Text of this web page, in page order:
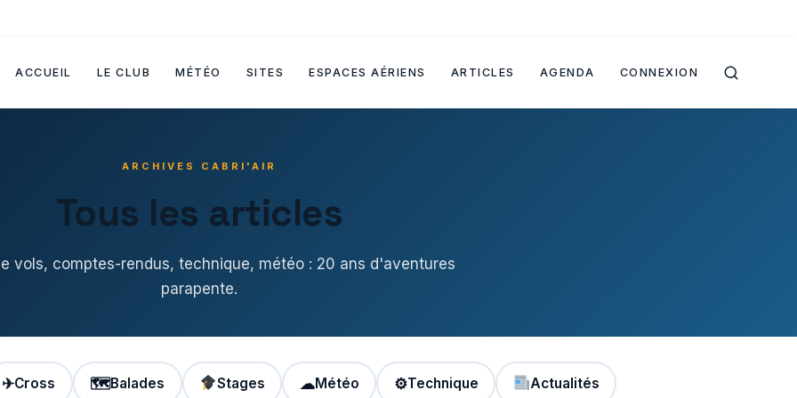
ACCUEIL LE CLUB MÉTÉO SITES ESPACES AÉRIENS ARTICLES AGENDA CONNEXION
ARCHIVES CABRI'AIR
Tous les articles
vols, comptes-rendus, technique, météo : 20 ans d'aventures
parapente.
✈Cross 🗺Balades Stages ☁Météo ⚙Technique Actualités